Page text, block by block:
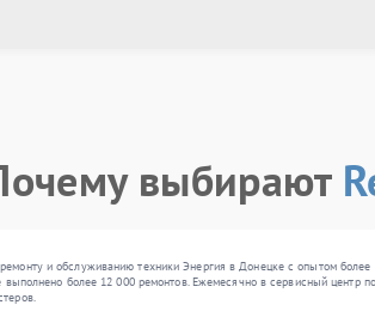
выбирают
и обслуживанию техники Энергия в Донецке с опытом
более 12 000 ремонтов. Ежемесячно в сервисный